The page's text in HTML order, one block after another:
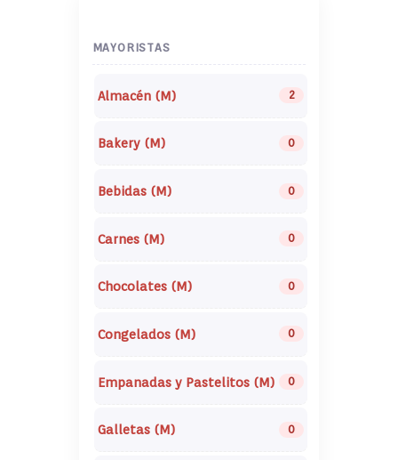
MAYORISTAS
Almacén (M) 2
Bakery (M) 0
Bebidas (M) 0
Carnes (M) 0
Chocolates (M) 0
Congelados (M) 0
Empanadas y Pastelitos (M) 0
Galletas (M) 0